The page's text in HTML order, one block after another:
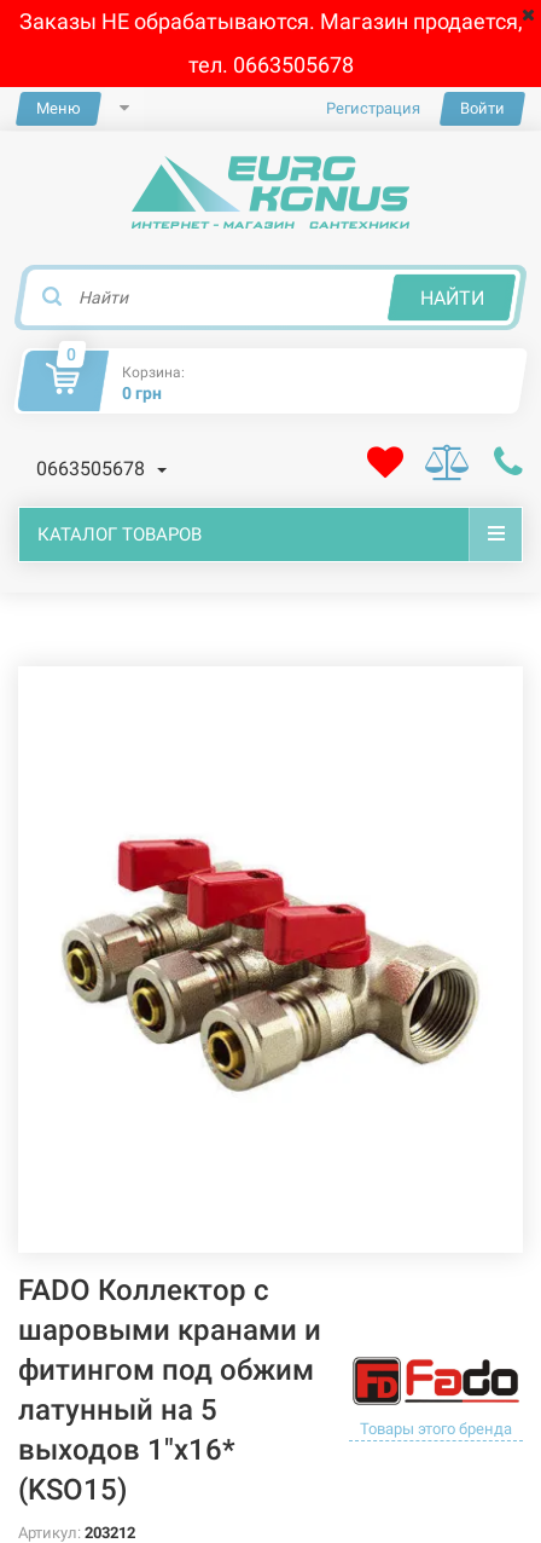
Заказы НЕ обрабатываются. Магазин продается,
тел. 0663505678
Меню Регистрация Войти
НАЙТИ
0
Корзина:
0 грн
0663505678
КАТАЛОГ ТОВАРОВ
FADO Коллектор с
шаровыми кранами и
фитингом под обжим
латунный на 5
выходов 1"x16*
(KSO15)
Товары этого бренда
Артикул: 203212